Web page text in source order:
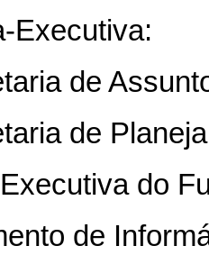
Executiva:
de
de
do
de